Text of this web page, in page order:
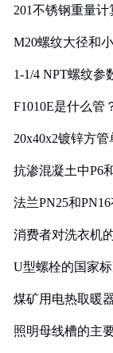
201不锈钢重量
M20螺纹大径和
1-1/4 NPT螺纹参
F1010E是什么管
20x40x2镀锌方
抗渗混凝土中P6
法兰PN25和
消费者对洗衣机
U型螺栓的国家
煤矿用电热取暖
照明母线槽的主